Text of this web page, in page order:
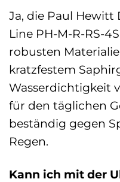
Ja, die Paul Hewitt
Line PH-M-R-RS-
robusten
kratzfestem
Wasserdichtigkeit
für den täglichen
beständig gegen
Regen.
Kann ich mit der